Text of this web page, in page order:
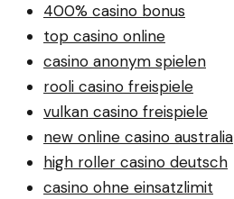
400% casino bonus
top casino online
casino anonym spielen
rooli casino freispiele
vulkan casino freispiele
new online casino australia
high roller casino deutsch
casino ohne einsatzlimit